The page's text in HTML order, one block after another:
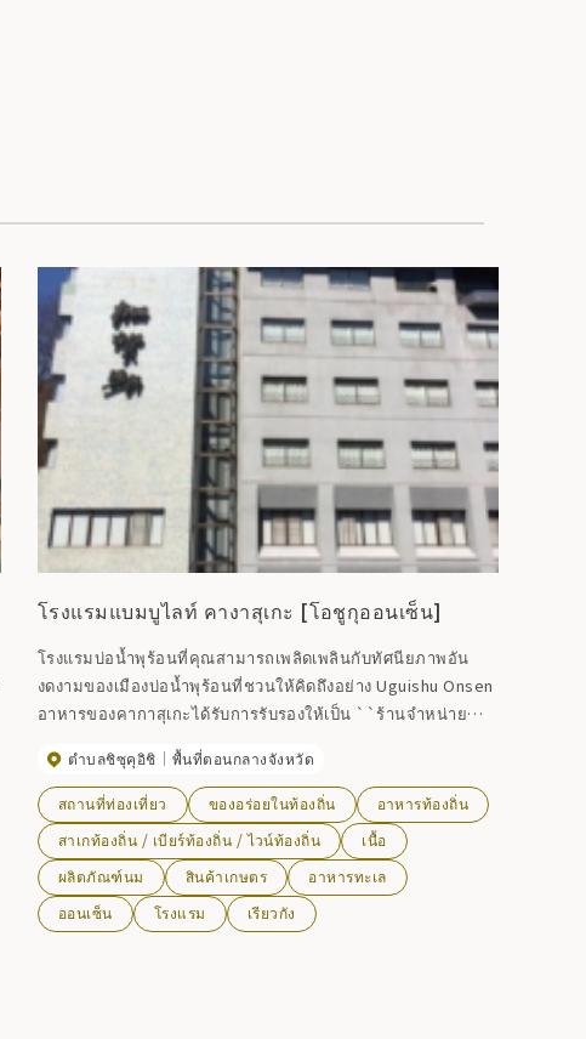
โรงแรมแบมบูไลท์ คางาสุเกะ [โอชูกุออนเซ็น]
โรงแรมบ่อน้ำพุร้อนที่คุณสามารถเพลิดเพลินกับทัศนียภาพอัน
งดงามของเมืองบ่อน้ำพุร้อนที่ชวนให้คิดถึงอย่าง Uguishu Onsen
อาหารของคากาสุเกะได้รับการรับรองให้เป็น ``ร้านจำหน่าย
รสชาติท้องถิ่นได้ คุณสามารถใช้เวลาพักผ่อนที่รีสอร์ทบ่อน้ำพุ
ร้อนพร้อมอาหารอร่อยและบรรยากาศที่ชวนให้คิดถึงอดีตได้
ตำบลชิซุคุอิชิ พื้นที่ตอนกลางจังหวัด
สถานที่ท่องเที่ยว ของอร่อยในท้องถิ่น
อาหารท้องถิ่น
สาเกท้องถิ่น / เบียร์ท้องถิ่น / ไวน์ท้องถิ่น
เนื้อ
ผลิตภัณฑ์นม
สินค้าเกษตร
อาหารทะเล
ออนเซ็น
โรงแรม เรียวกัง